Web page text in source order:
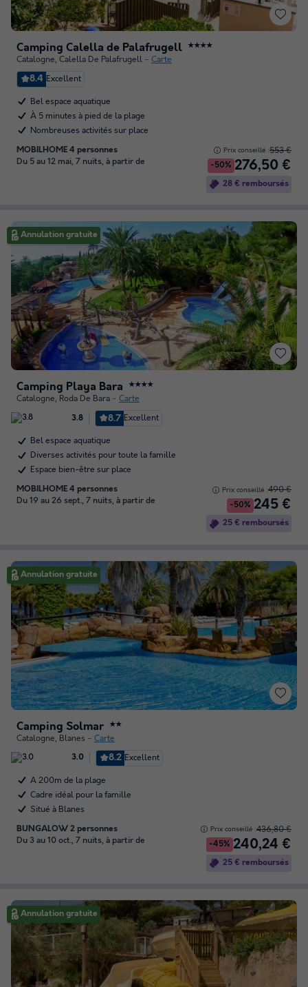
Camping Calella de Palafrugell ★★★★
Catalogne, Calella De Palafrugell Carte
8.4 Excellent
Bel espace aquatique
À 5 minutes à pied de la plage
Nombreuses activités sur place
MOBILHOME 4 personnes
Du 5 au 12 mai, 7 nuits, à partir de
Prix conseillé :553 €
-50% 276,50 €
28 € remboursés
Annulation gratuite
Camping Playa Bara ★★★★
Catalogne, Roda De Bara Carte
3.8 8.7 Excellent
Bel espace aquatique
Diverses activités pour toute la famille
Espace bien-être sur place
MOBILHOME 4 personnes
Du 19 au 26 sept., 7 nuits, à partir de
Prix conseillé :490 €
-50% 245 €
25 € remboursés
Annulation gratuite
Camping Solmar ★★
Catalogne, Blanes Carte
3.0 8.2 Excellent
A 200m de la plage
Cadre idéal pour la famille
Situé à Blanes
BUNGALOW 2 personnes
Du 3 au 10 oct., 7 nuits, à partir de
Prix conseillé :436,80 €
-45% 240,24 €
25 € remboursés
Annulation gratuite